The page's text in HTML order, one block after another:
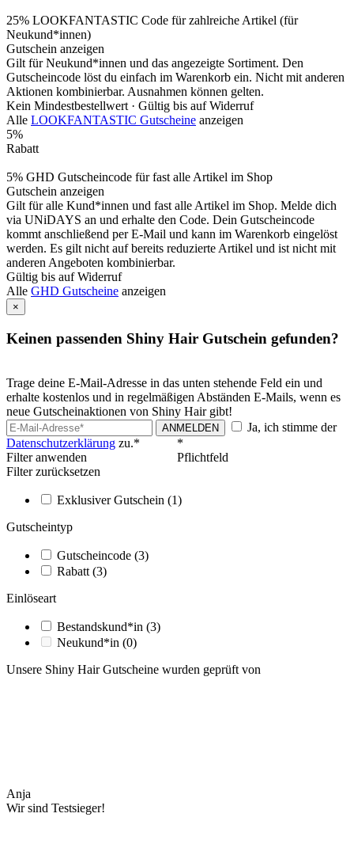
25% LOOKFANTASTIC Code für zahlreiche Artikel (für
Neukund*innen)
Gutschein anzeigen
Gilt für Neukund*innen und das angezeigte Sortiment. Den
Gutscheincode löst du einfach im Warenkorb ein. Nicht mit anderen
Aktionen kombinierbar. Ausnahmen können gelten.
Kein Mindestbestellwert · Gültig bis auf Widerruf
Alle LOOKFANTASTIC Gutscheine anzeigen
5%
Rabatt
5% GHD Gutscheincode für fast alle Artikel im Shop
Gutschein anzeigen
Gilt für alle Kund*innen und fast alle Artikel im Shop. Melde dich
via UNiDAYS an und erhalte den Code. Dein Gutscheincode
kommt anschließend per E-Mail und kann im Warenkorb eingelöst
werden. Es gilt nicht auf bereits reduzierte Artikel und ist nicht mit
anderen Angeboten kombinierbar.
Gültig bis auf Widerruf
Alle GHD Gutscheine anzeigen
×
Keinen passenden Shiny Hair Gutschein gefunden?
Trage deine E-Mail-Adresse in das unten stehende Feld ein und
erhalte kostenlos und in regelmäßigen Abständen E-Mails, wenn es
neue Gutscheinaktionen von Shiny Hair gibt!
ANMELDEN
Ja, ich stimme der
Datenschutzerklärung zu.*
*
Pflichtfeld
Filter anwenden
Filter zurücksetzen
Exklusiver Gutschein (1)
Gutscheintyp
Gutscheincode (3)
Rabatt(3)
Einlöseart
Bestandskund*in (3)
Neukund*in (0)
Unsere Shiny Hair Gutscheine wurden geprüft von
Anja
Wir sind Testsieger!